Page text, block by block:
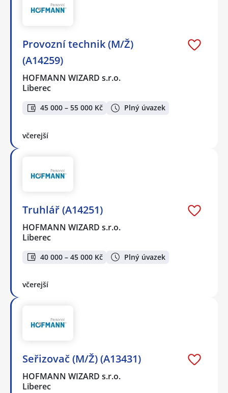
Provozní technik (M/Ž)
(A14259)
HOFMANN WIZARD s.r.o.
Liberec
45 000 – 55 000 Kč Plný úvazek
včerejší
Truhlář (A14251)
HOFMANN WIZARD s.r.o.
Liberec
40 000 – 45 000 Kč Plný úvazek
včerejší
Seřizovač (M/Ž) (A13431)
HOFMANN WIZARD s.r.o.
Liberec